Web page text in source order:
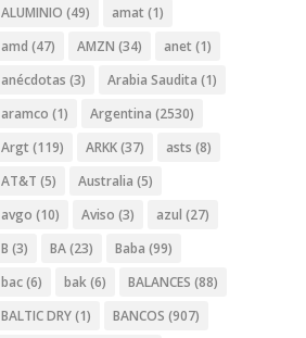
ALUMINIO (49) amat (1)
amd (47) AMZN (34) anet (1)
anécdotas (3) Arabia Saudita (1)
aramco (1) Argentina (2530)
Argt (119) ARKK(37) asts (8)
AT&T (5) Australia (5)
avgo (10) Aviso (3) azul (27)
B (3) BA(23) Baba (99)
bac(6) bak(6) BALANCES (88)
BALTIC DRY(1) BANCOS (907)